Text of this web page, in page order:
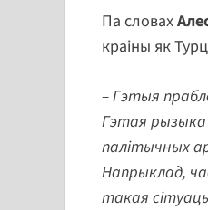
Па словах
краіны як
– Гэтыя
Гэтая рызыка
палітычных
Напрыклад,
такая